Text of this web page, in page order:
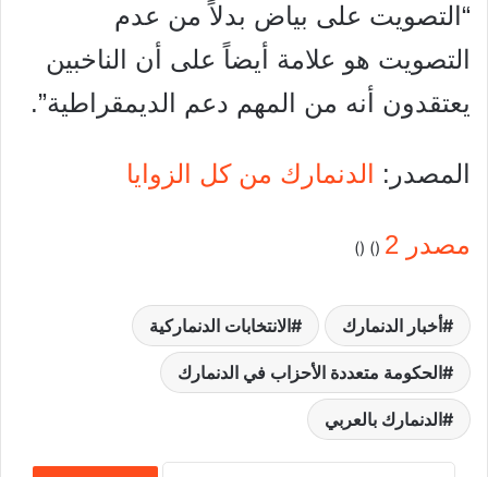
“التصويت على بياض بدلاً من عدم
التصويت هو علامة أيضاً على أن الناخبين
يعتقدون أنه من المهم دعم الديمقراطية”.
المصدر: الدنمارك من كل الزوايا
مصدر 2 (
) (
)
أخبار الدنمارك الانتخابات الدنماركية
الحكومة متعددة الأحزاب في الدنمارك
الدنمارك بالعربي